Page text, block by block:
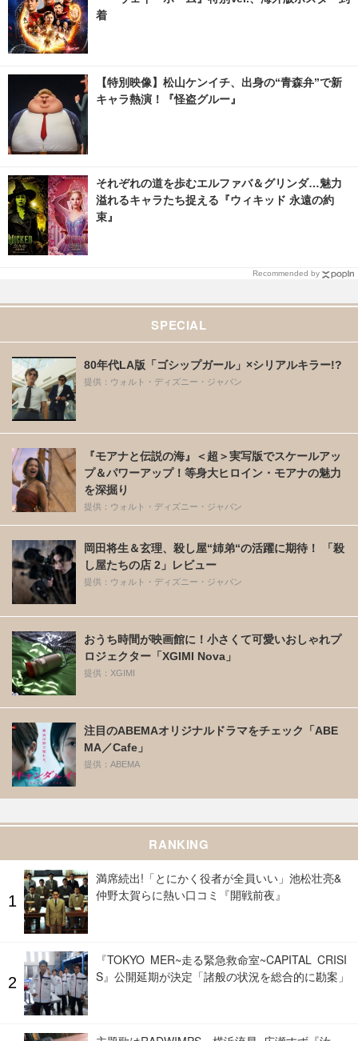
着
【特別映像】松山ケンイチ、出身の“青森弁”で新
キャラ熱演！『怪盗グルー』
それぞれの道を歩むエルファバ＆グリンダ…魅力
溢れるキャラたち捉える『ウィキッド 永遠の約
束』
Recommended by
SPECIAL
80年代LA版「ゴシップガール」×シリアルキラー!?
提供：ウォルト・ディズニー・ジャパン
『モアナと伝説の海』＜超＞実写版でスケールアッ
プ＆パワーアップ！等身大ヒロイン・モアナの魅力
を深掘り
提供：ウォルト・ディズニー・ジャパン
岡田将生＆玄理、殺し屋“姉弟“の活躍に期待！ 「殺
し屋たちの店 2」レビュー
提供：ウォルト・ディズニー・ジャパン
おうち時間が映画館に！小さくて可愛いおしゃれプ
ロジェクター「XGIMI Nova」
提供：XGIMI
注目のABEMAオリジナルドラマをチェック「ABE
MA／Cafe」
提供：ABEMA
RANKING
満席続出!「とにかく役者が全員いい」池松壮亮&
仲野太賀らに熱い口コミ『開戦前夜』
『TOKYO MER~走る緊急救命室~CAPITAL CRISI
S』公開延期が決定「諸般の状況を総合的に勘案」